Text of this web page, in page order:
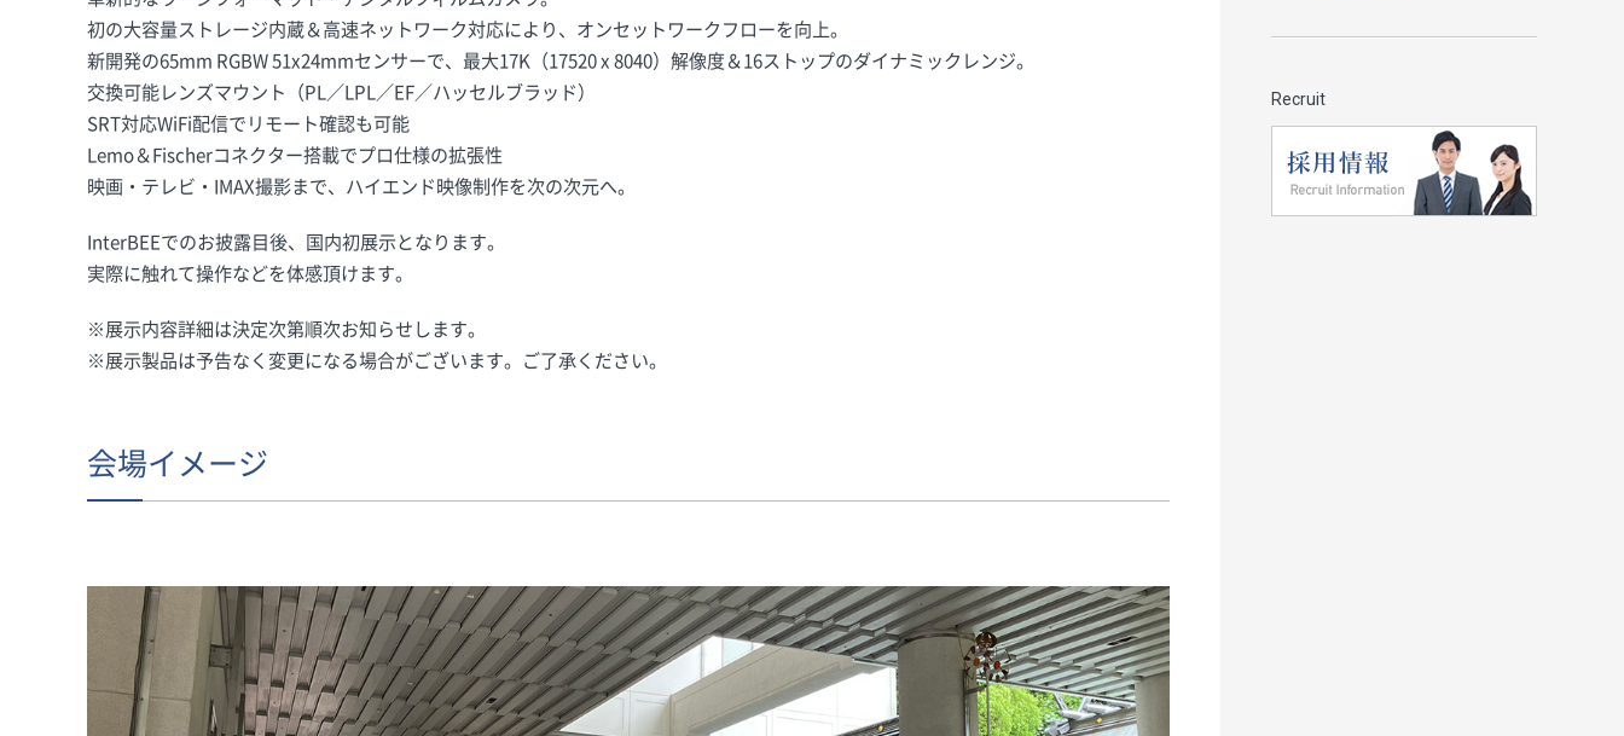
初の大容量ストレージ内蔵＆高速ネットワーク対応により、オンセットワークフローを向上。
新開発の65mm RGBW 51x24mmセンサーで、最大17K（17520 x 8040）解像度＆16ストップのダイナミックレンジ。
交換可能レンズマウント（PL／LPL／EF／ハッセルブラッド）
SRT対応WiFi配信でリモート確認も可能
Lemo＆Fischerコネクター搭載でプロ仕様の拡張性
映画・テレビ・IMAX撮影まで、ハイエンド映像制作を次の次元へ。
InterBEEでのお披露目後、国内初展示となります。
実際に触れて操作などを体感頂けます。
※展示内容詳細は決定次第順次お知らせします。
※展示製品は予告なく変更になる場合がございます。ご了承ください。
会場イメージ
Recruit